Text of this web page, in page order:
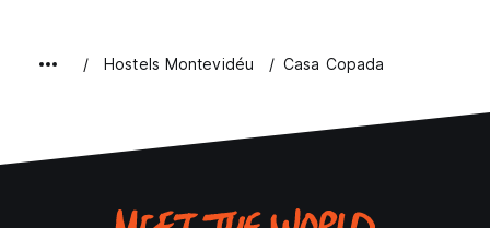
Hostels Montevidéu Casa Copada